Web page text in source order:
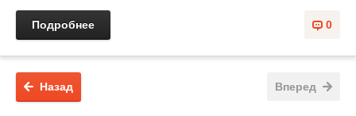
0
Подробнее
Вперед
Назад